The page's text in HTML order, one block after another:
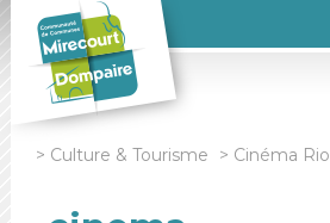
Culture & Tourisme Cinéma Rio